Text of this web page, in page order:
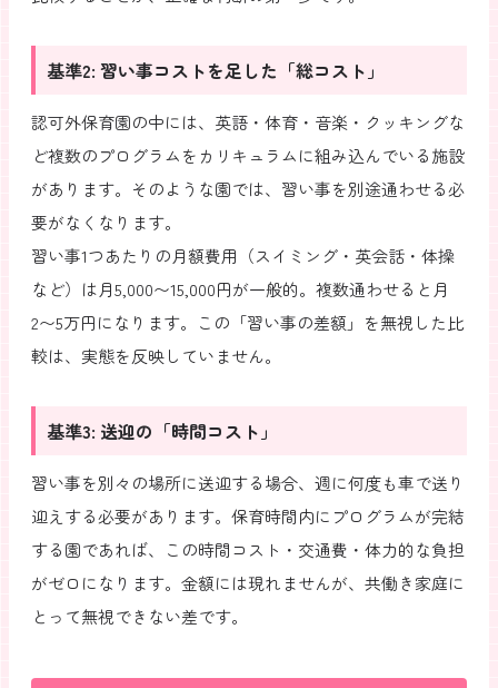
基準2: 習い事コストを足した「総コスト」
認可外保育園の中には、英語・体育・音楽・クッキングな
ど複数のプログラムをカリキュラムに組み込んでいる施設
があります。そのような園では、習い事を別途通わせる必
要がなくなります。
習い事1つあたりの月額費用（スイミング・英会話・体操
など）は月5,000〜15,000円が一般的。複数通わせると月
2〜5万円になります。この「習い事の差額」を無視した比
較は、実態を反映していません。
基準3: 送迎の「時間コスト」
習い事を別々の場所に送迎する場合、週に何度も車で送り
迎えする必要があります。保育時間内にプログラムが完結
する園であれば、この時間コスト・交通費・体力的な負担
がゼロになります。金額には現れませんが、共働き家庭に
とって無視できない差です。